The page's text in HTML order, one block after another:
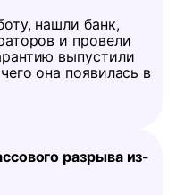
нашли банк,
и провели
выпустили
она появилась в
разрыва из-